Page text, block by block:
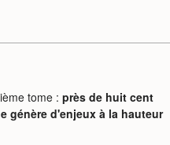
tome : près de huit cent
génère d'enjeux à la hauteur